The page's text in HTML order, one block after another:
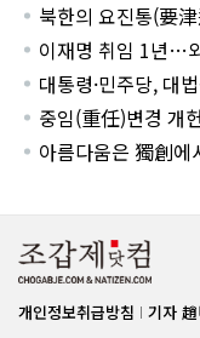
북한의 요진통(要
이재명 취임 1년…
대통령·민주당, 대
중임(重任)변경 개
아름다움은 獨創에
개인정보취급방침 기자